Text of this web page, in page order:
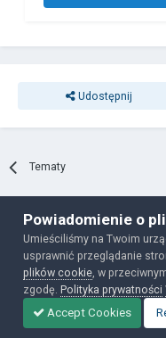
Udostępnij
Tematy
Polityka
Powiadomienie o
Umieściliśmy na Twoim
usprawnić przeglądanie
plików cookie , w
zgodę.Polityka prywatności
Accept Cookies